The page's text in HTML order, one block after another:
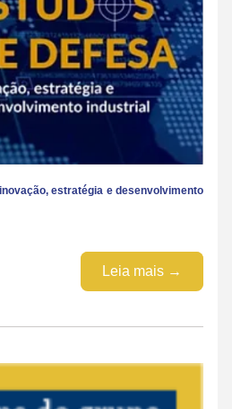
estratégia e desenvolvimento
Leia mais →